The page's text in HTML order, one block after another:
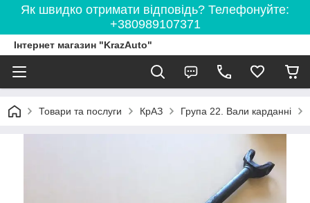
Як швидко отримати відповідь? Телефонуйте:
+380989107371
Інтернет магазин "KrazAuto"
Товари та послуги КрАЗ Група 22. Вали карданні